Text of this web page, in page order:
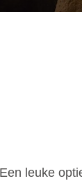
leuke